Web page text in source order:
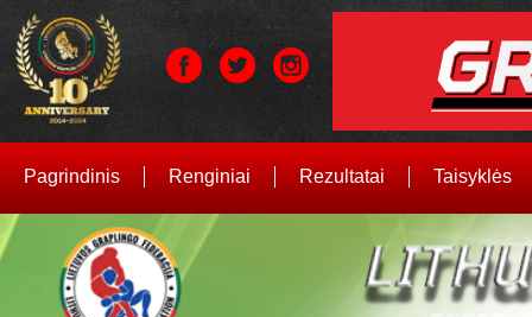
Pagrindinis Renginiai Rezultatai Taisyklės